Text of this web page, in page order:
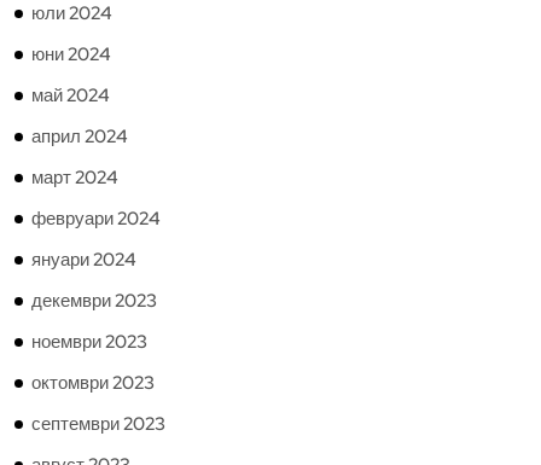
юли 2024
юни 2024
май 2024
април 2024
март 2024
февруари 2024
януари 2024
декември 2023
ноември 2023
октомври 2023
септември 2023